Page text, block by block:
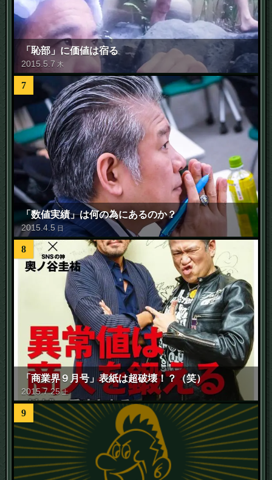
「恥部」に価値は宿る
2015 5 .7 木
7
「数値実績」は何の為にあるのか？
2015 .4 .5 日
8
「商業界９月号」表紙は超破壊！？（笑）
2015.7.25 土
9